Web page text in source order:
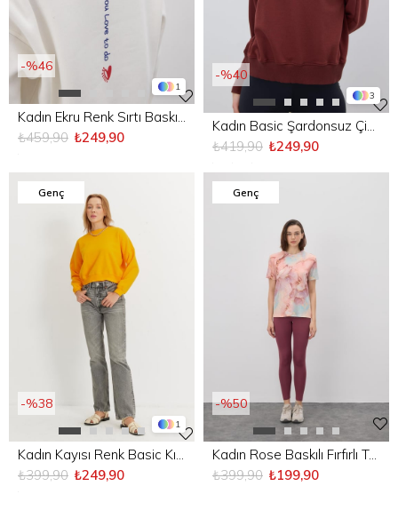
1
%46
Kadın Ekru Renk Sırtı Baskılı Oversize Sweatshirt
₺249,90
₺459,90
3
%40
₺249,90
₺419,90
1
%38
₺249,90
₺399,90
Genç
%50
Kadın Rose Baskılı Fırfırlı T-Shirt
₺199,90
₺399,90
Genç